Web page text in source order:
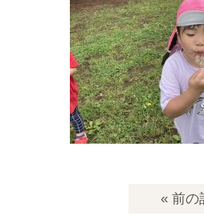
« 前の